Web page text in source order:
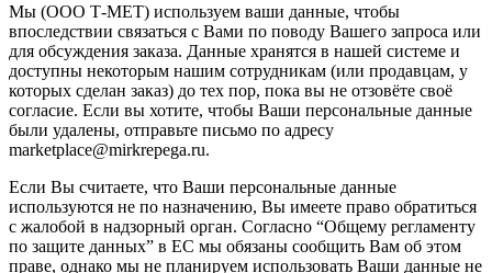
Мы (ООО Т-МЕТ) используем ваши данные, чтобы
впоследствии связаться с Вами по поводу Вашего запроса или
для обсуждения заказа. Данные хранятся в нашей системе и
доступны некоторым нашим сотрудникам (или продавцам, у
которых сделан заказ) до тех пор, пока вы не отзовёте своё
согласие. Если вы хотите, чтобы Ваши персональные данные
были удалены, отправьте письмо по адресу
marketplace@mirkrepega.ru.
Если Вы считаете, что Ваши персональные данные
используются не по назначению, Вы имеете право обратиться
с жалобой в надзорный орган. Согласно “Общему регламенту
по защите данных” в ЕС мы обязаны сообщить Вам об этом
праве, однако мы не планируем использовать Ваши данные не